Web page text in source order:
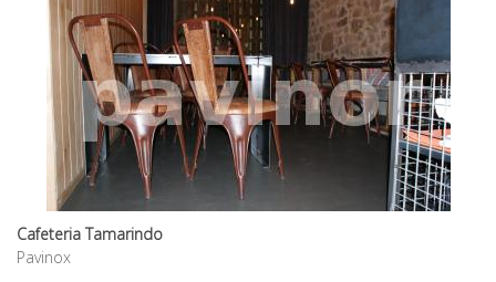
Cafeteria Tamarindo
Pavinox